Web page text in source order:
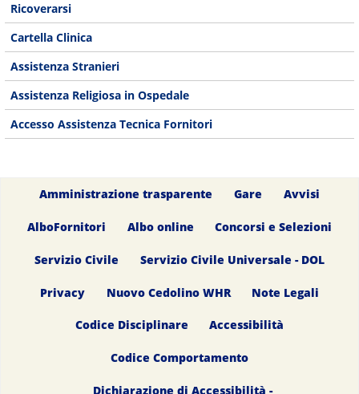
Ricoverarsi
Cartella Clinica
Assistenza Stranieri
Assistenza Religiosa in Ospedale
Accesso Assistenza Tecnica Fornitori
Amministrazione trasparente Gare Avvisi
AlboFornitori Albo online Concorsi e Selezioni
Servizio Civile Servizio Civile Universale - DOL
Privacy Nuovo Cedolino WHR Note Legali
Codice Disciplinare Accessibilità
Codice Comportamento
Dichiarazione di Accessibilità -